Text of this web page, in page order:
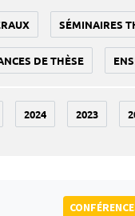
SÉMINAIRES
DE THÈSE
2024 2023